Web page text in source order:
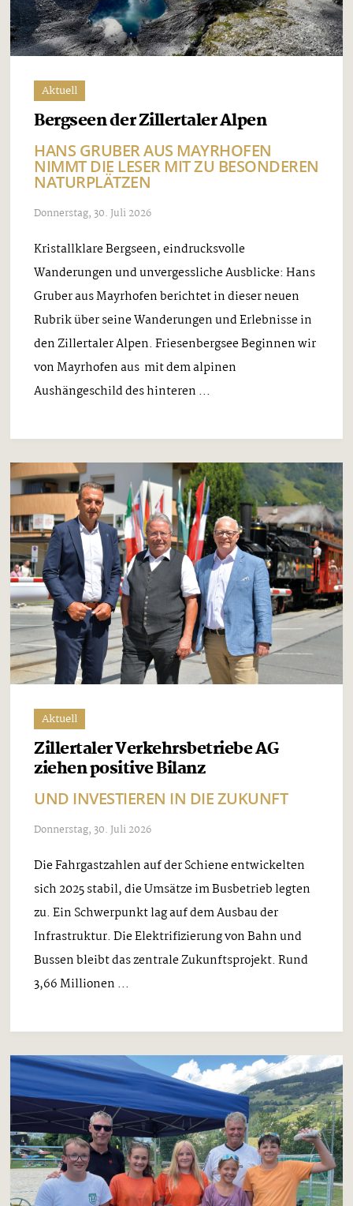
Aktuell
Bergseen der Zillertaler Alpen
HANS GRUBER AUS MAYRHOFEN
NIMMT DIE LESER MIT ZU BESONDEREN
NATURPLÄTZEN
Donnerstag, 30. Juli 2026
Kristallklare Bergseen, eindrucksvolle
Wanderungen und unvergessliche Ausblicke: Hans
Gruber aus Mayrhofen berichtet in dieser neuen
Rubrik über seine Wanderungen und Erlebnisse in
den Zillertaler Alpen. Friesenbergsee Beginnen wir
von Mayrhofen aus mit dem alpinen
Aushängeschild des hinteren ...
Aktuell
Zillertaler Verkehrsbetriebe AG
ziehen positive Bilanz
UND INVESTIEREN IN DIE ZUKUNFT
Donnerstag, 30. Juli 2026
Die Fahrgastzahlen auf der Schiene entwickelten
sich 2025 stabil, die Umsätze im Busbetrieb legten
zu. Ein Schwerpunkt lag auf dem Ausbau der
Infrastruktur. Die Elektrifizierung von Bahn und
Bussen bleibt das zentrale Zukunftsprojekt. Rund
3,66 Millionen ...